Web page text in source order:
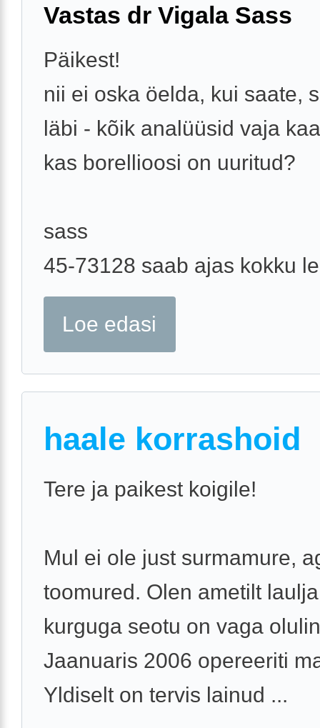
Vastas dr Vigala Sass
Päikest!
nii ei oska öelda, kui saate,
läbi - kõik analüüsid vaja
kas borellioosi on uuritud?
sass
45-73128 saab ajas kokku
Loe edasi
haale korrashoid
Tere ja paikest koigile!
Mul ei ole just surmamure,
toomured. Olen ametilt
kurguga seotu on vaga
Jaanuaris 2006 opereeriti
Yldiselt on tervis lainud ...